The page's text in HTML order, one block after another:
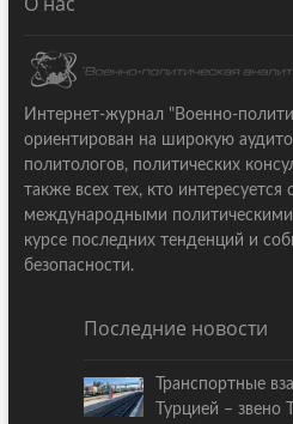
Интернет-журнал "Военно-
ориентирован на широкую
политологов, политических
также всех тех, кто
международными
курсе последних тенденций и
безопасности.
Последние новости
Транспортные
Турцией – звено